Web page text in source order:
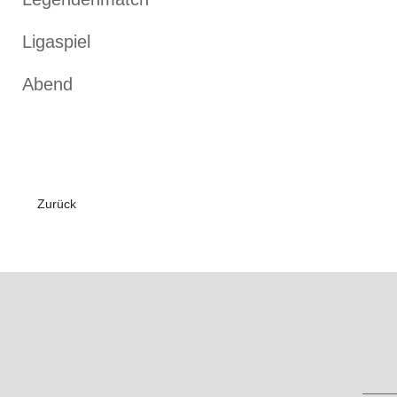
Ligaspiel
Abend
Vorheriger Beitrag: Dr. Klein Sommerturnier 2022
Zurück